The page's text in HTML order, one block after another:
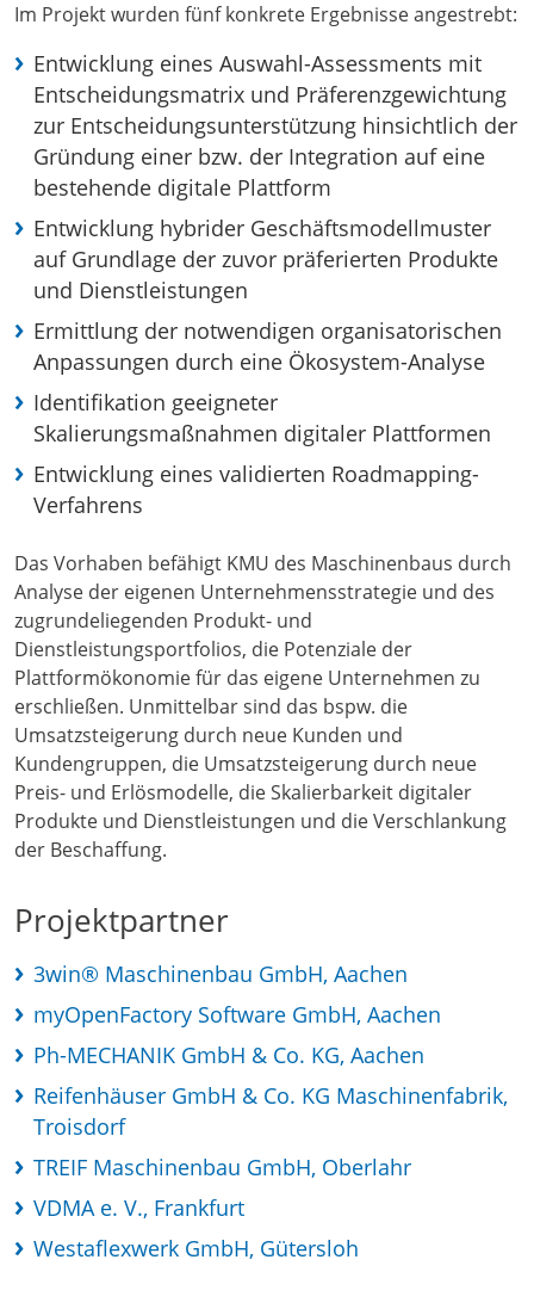
Im Projekt wurden fünf konkrete Ergebnisse angestrebt:
Entwicklung eines Auswahl-Assessments mit
Entscheidungsmatrix und Präferenzgewichtung
zur Entscheidungsunterstützung hinsichtlich der
Gründung einer bzw. der Integration auf eine
bestehende digitale Plattform
Entwicklung hybrider Geschäftsmodellmuster
auf Grundlage der zuvor präferierten Produkte
und Dienstleistungen
Ermittlung der notwendigen organisatorischen
Anpassungen durch eine Ökosystem-Analyse
Identifikation geeigneter
Skalierungsmaßnahmen digitaler Plattformen
Entwicklung eines validierten Roadmapping-
Verfahrens
Das Vorhaben befähigt KMU des Maschinenbaus durch
Analyse der eigenen Unternehmensstrategie und des
zugrundeliegenden Produkt- und
Dienstleistungsportfolios, die Potenziale der
Plattformökonomie für das eigene Unternehmen zu
erschließen. Unmittelbar sind das bspw. die
Umsatzsteigerung durch neue Kunden und
Kundengruppen, die Umsatzsteigerung durch neue
Preis- und Erlösmodelle, die Skalierbarkeit digitaler
Produkte und Dienstleistungen und die Verschlankung
der Beschaffung.
Projektpartner
3win® Maschinenbau GmbH, Aachen
myOpenFactory Software GmbH, Aachen
Ph-MECHANIK GmbH & Co. KG, Aachen
Reifenhäuser GmbH & Co. KG Maschinenfabrik,
Troisdorf
TREIF Maschinenbau GmbH, Oberlahr
VDMA e. V., Frankfurt
Westaflexwerk GmbH, Gütersloh